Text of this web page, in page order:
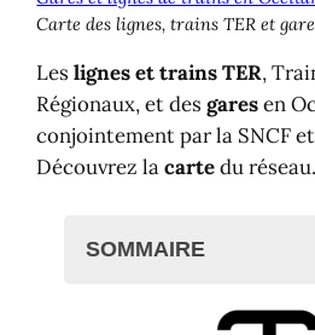
Carte des lignes, trains TER et
Leslignes et trains TER,
Régionaux, et desgaresen
conjointement par la SNCF
Découvrez lacartedu réseau.
SOMMAIRE
Trains TER et gares